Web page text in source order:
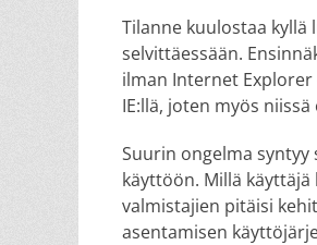
Tilanne kuulostaa
selvittäessään.
ilman Internet
IE:llä, joten myös
Suurin ongelma
käyttöön. Millä
valmistajien pitäisi
asentamisen